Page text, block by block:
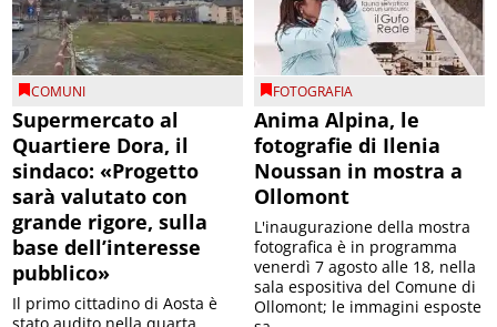
COMUNI
Supermercato al
Quartiere Dora, il
sindaco: «Progetto
sarà valutato con
grande rigore, sulla
base dell’interesse
pubblico»
Il primo cittadino di Aosta è
stato audito nella quarta
FOTOGRAFIA
Anima Alpina, le
fotografie di Ilenia
Noussan in mostra a
Ollomont
L'inaugurazione della mostra
fotografica è in programma
venerdì 7 agosto alle 18, nella
sala espositiva del Comune di
Ollomont; le immagini esposte